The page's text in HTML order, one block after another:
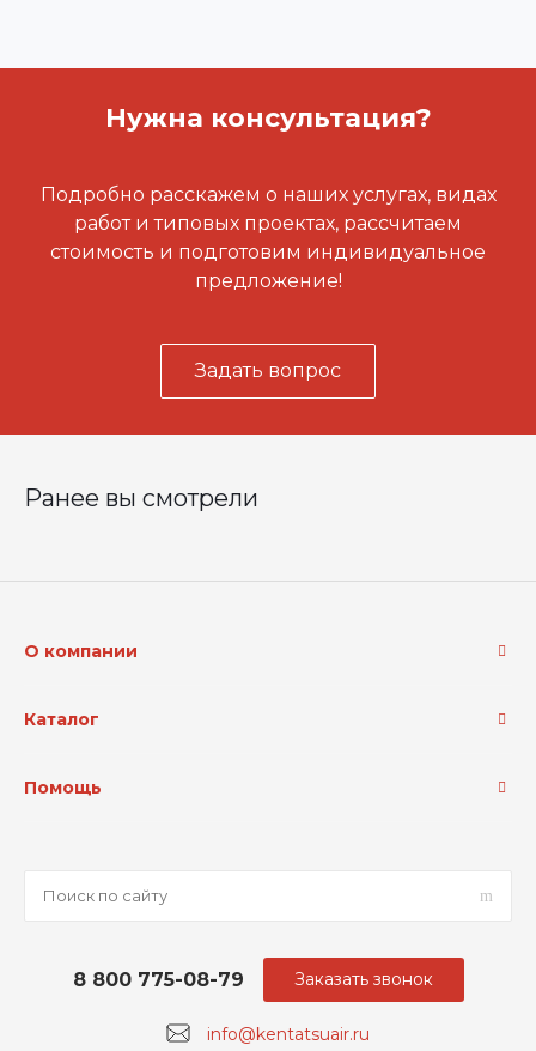
Нужна консультация?
Подробно расскажем о наших услугах, видах
работ и типовых проектах, рассчитаем
стоимость и подготовим индивидуальное
предложение!
Задать вопрос
Ранее вы смотрели
О компании
Каталог
Помощь
info@kentatsuair.ru
8 800 775-08-79 Заказать звонок